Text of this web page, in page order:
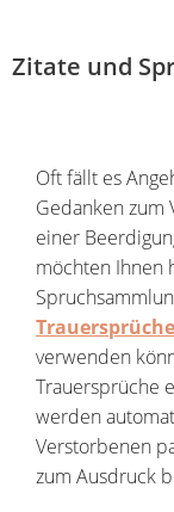
Zitate und
Oft fällt es
Gedanken zum
einer
möchten Ihnen
verwenden
Trauersprüche
werden
Verstorbenen
zum Ausdruck